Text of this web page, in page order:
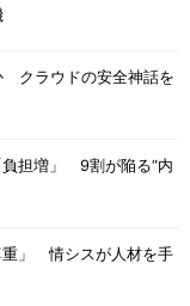
クラウドの安全神話を
負担増」 9割が陥る“内
重」 情シスが人材を手